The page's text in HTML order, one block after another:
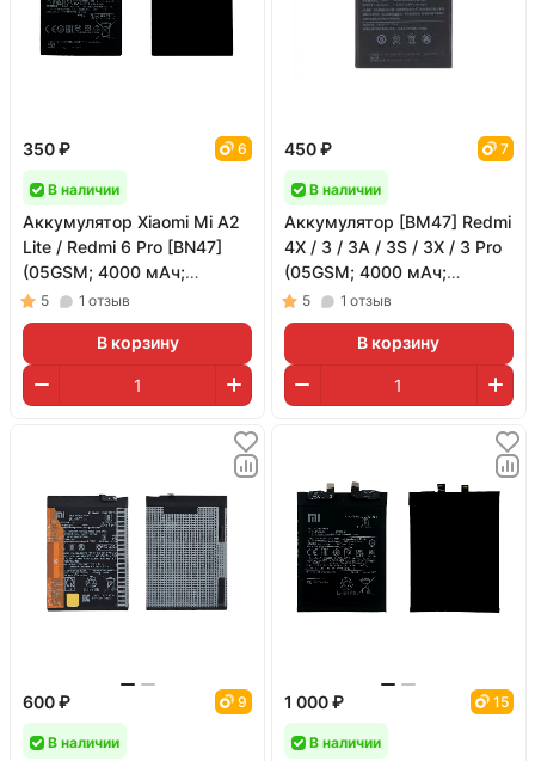
350 ₽ 6
В наличии
Аккумулятор Xiaomi Mi A2
Lite / Redmi 6 Pro [BN47]
(05GSM; 4000 мАч;
гарантия 1 год)
5 1 отзыв
В корзину
450 ₽ 7
В наличии
Аккумулятор [BM47] Redmi
4X / 3 / 3A / 3S / 3X / 3 Pro
(05GSM; 4000 мАч;
гарантия 1 год)
5 1 отзыв
В корзину
600 ₽ 9
В наличии
1 000 ₽ 15
В наличии